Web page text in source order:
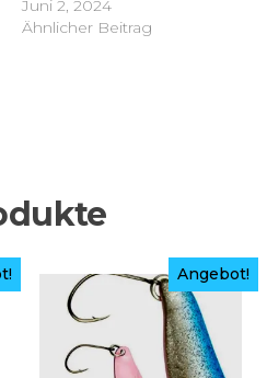
Juni 2, 2024
Ähnlicher Beitrag
Angebot!